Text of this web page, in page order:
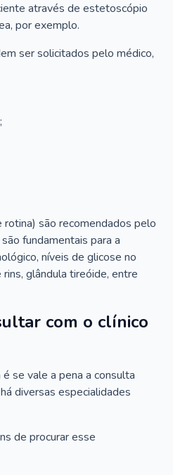
através de estetoscópio
por exemplo.
ser solicitados pelo médico,
são recomendados pelo
fundamentais para a
níveis de glicose no
glândula tireóide, entre
com o clínico
se vale a pena a consulta
diversas especialidades
de procurar esse